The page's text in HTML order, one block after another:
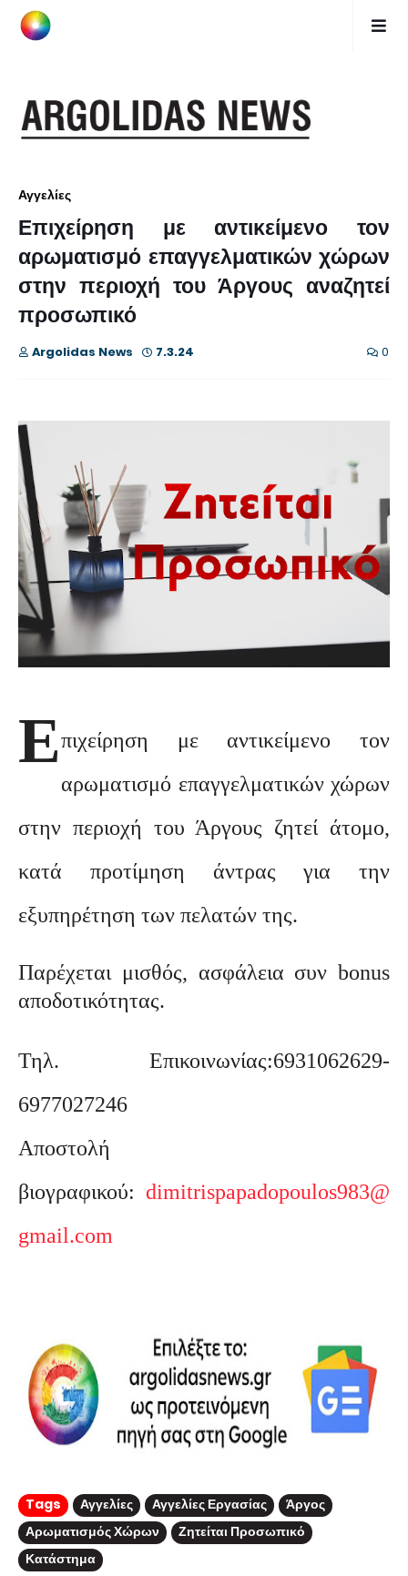
Αγγελίες
Επιχείρηση με αντικείμενο τον
αρωματισμό επαγγελματικών χώρων
στην περιοχή του Άργους αναζητεί
προσωπικό
Argolidas News 7.3.24 0
Επιχείρηση με αντικείμενο τον
αρωματισμό επαγγελματικών χώρων
στην περιοχή του Άργους ζητεί άτομο,
κατά προτίμηση άντρας για την
εξυπηρέτηση των πελατών της.
Παρέχεται μισθός, ασφάλεια συν bonus
αποδοτικότητας.
Τηλ. Επικοινωνίας:6931062629-
6977027246
Αποστολή
βιογραφικού: dimitrispapadopoulos983@
gmail.com
Tags Αγγελίες Αγγελίες Εργασίας
Άργος
Αρωματισμός Χώρων
Ζητείται Προσωπικό
Κατάστημα